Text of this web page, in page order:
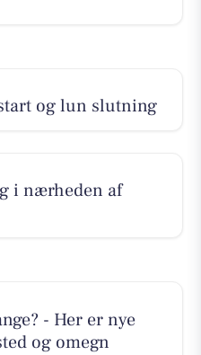
og lun slutning
i nærheden af
- Her er nye
og omegn